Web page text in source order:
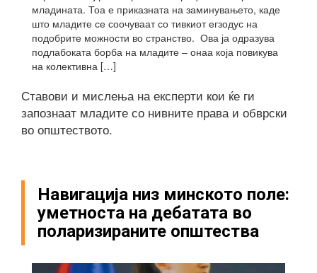
младината. Тоа е приказната на заминувањето, каде
што младите се соочуваат со тивкиот егзодус на
подобрите можности во странство. Ова ја одразува
подлабоката борба на младите – онаа која повикува
на колективна […]
Ставови и мислења на експерти кои ќе ги
запознаат младите со нивните права и обврски
во општеството.
Навигација низ минското поле:
уметноста на дебатата во
поларизираните општества